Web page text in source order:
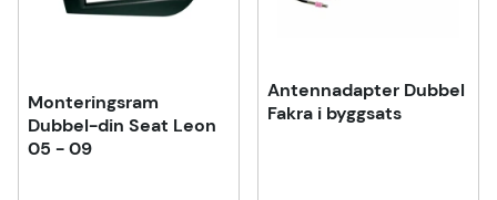
Monteringsram
Dubbel-din Seat Leon
05 - 09
Antennadapter Dubbel
Fakra i byggsats